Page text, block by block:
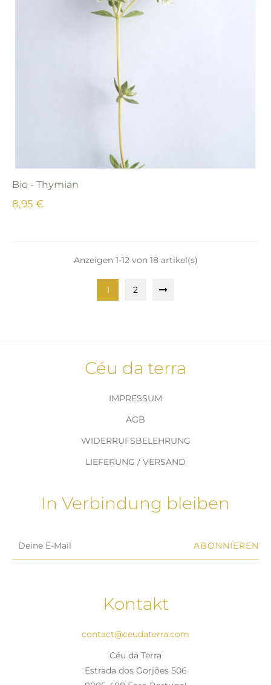
Bio - Thymian
8,95 €
Anzeigen 1-12 von 18 artikel(s)
1 2
Céu da terra
IMPRESSUM
AGB
WIDERRUFSBELEHRUNG
LIEFERUNG / VERSAND
In Verbindung bleiben
ABONNIEREN
Kontakt
contact@ceudaterra.com
Céu da Terra
Estrada dos Gorjões 506